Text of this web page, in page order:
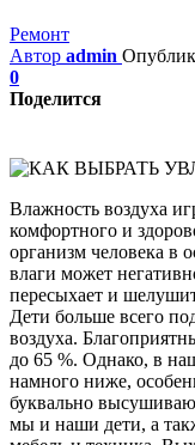
Ремонт
Автор admin
0
Поделится
Влажность воздуха
комфортного и
организм человека в
влаги может
пересыхает и
Дети больше всего
воздуха.
до 65 %. Однако, в
намного ниже,
буквально
мы и наши дети, а